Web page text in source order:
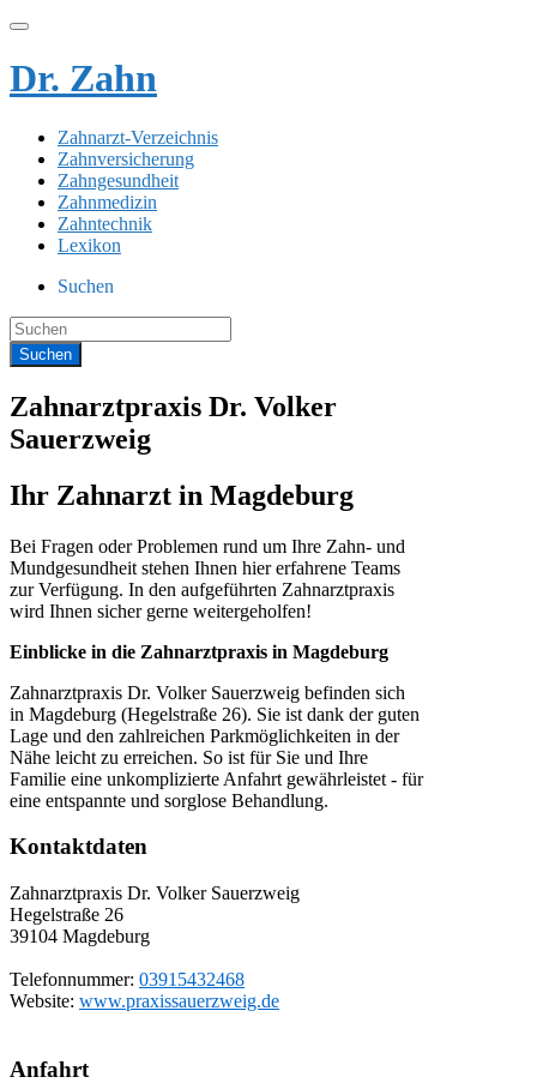
Dr. Zahn
Zahnarzt-Verzeichnis
Zahnversicherung
Zahngesundheit
Zahnmedizin
Zahntechnik
Lexikon
Suchen
Zahnarztpraxis Dr. Volker
Sauerzweig
Ihr Zahnarzt in Magdeburg
Bei Fragen oder Problemen rund um Ihre Zahn- und
Mundgesundheit stehen Ihnen hier erfahrene Teams
zur Verfügung. In den aufgeführten Zahnarztpraxis
wird Ihnen sicher gerne weitergeholfen!
Einblicke in die Zahnarztpraxis in Magdeburg
Zahnarztpraxis Dr. Volker Sauerzweig befinden sich
in Magdeburg (Hegelstraße 26). Sie ist dank der guten
Lage und den zahlreichen Parkmöglichkeiten in der
Nähe leicht zu erreichen. So ist für Sie und Ihre
Familie eine unkomplizierte Anfahrt gewährleistet - für
eine entspannte und sorglose Behandlung.
Kontaktdaten
Zahnarztpraxis Dr. Volker Sauerzweig
Hegelstraße 26
39104 Magdeburg
Telefonnummer: 03915432468
Website: www.praxissauerzweig.de
Anfahrt